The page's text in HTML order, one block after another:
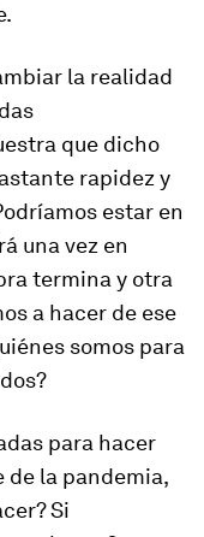
la realidad
que dicho
rapidez y
estar en
una vez en
termina y otra
a hacer de ese
somos para
para hacer
de la pandemia,
Si